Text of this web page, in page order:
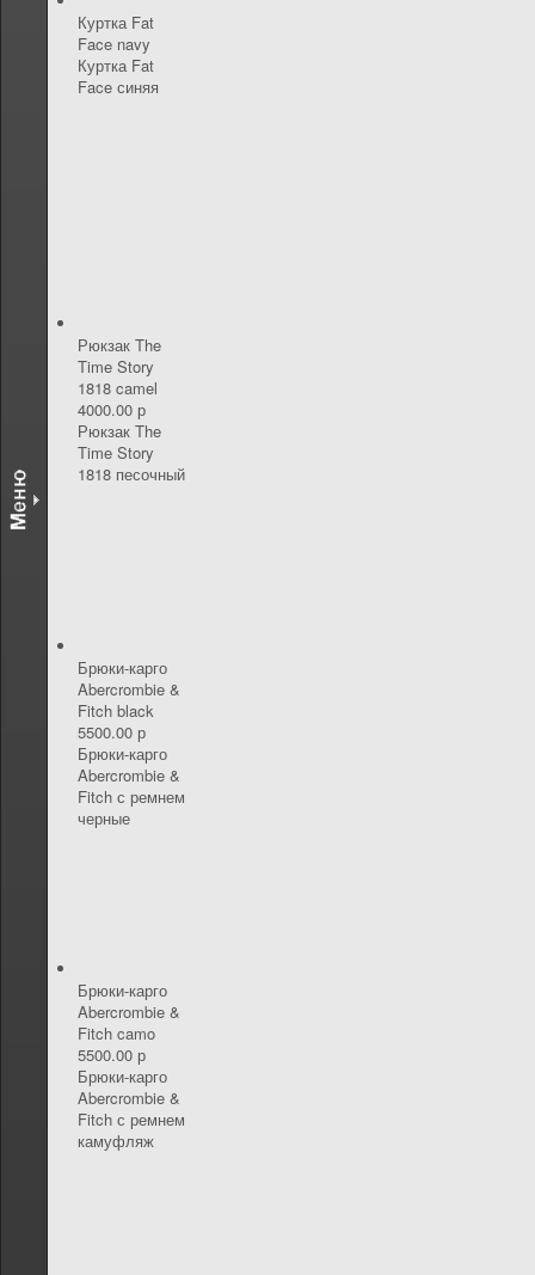
Куртка Fat
Face navy
Куртка Fat
Face синяя
Рюкзак The
Time Story
1818 camel
4000.00 р
Рюкзак The
Time Story
1818 песочный
Брюки-карго
Abercrombie &
Fitch black
5500.00 р
Брюки-карго
Abercrombie &
Fitch с ремнем
черные
Брюки-карго
Abercrombie &
Fitch camo
5500.00 р
Брюки-карго
Abercrombie &
Fitch с ремнем
камуфляж